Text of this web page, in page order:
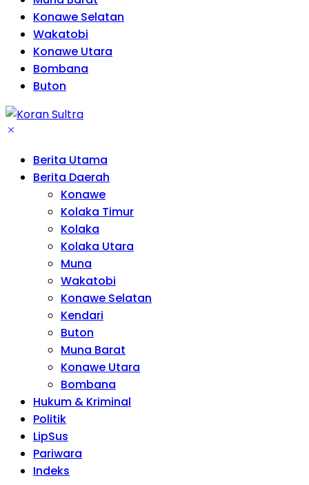
Konawe Selatan
Wakatobi
Konawe Utara
Bombana
Buton
Berita Utama
Berita Daerah
Konawe
Kolaka Timur
Kolaka
Kolaka Utara
Muna
Wakatobi
Konawe Selatan
Kendari
Buton
Muna Barat
Konawe Utara
Bombana
Hukum & Kriminal
Politik
LipSus
Pariwara
Indeks